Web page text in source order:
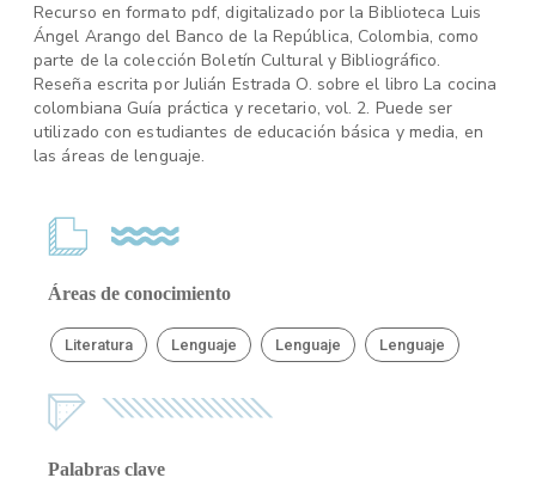
Recurso en formato pdf, digitalizado por la Biblioteca Luis
Ángel Arango del Banco de la República, Colombia, como
parte de la colección Boletín Cultural y Bibliográfico.
Reseña escrita por Julián Estrada O. sobre el libro La cocina
colombiana Guía práctica y recetario, vol. 2. Puede ser
utilizado con estudiantes de educación básica y media, en
las áreas de lenguaje.
Áreas de conocimiento
Literatura Lenguaje Lenguaje Lenguaje
Palabras clave